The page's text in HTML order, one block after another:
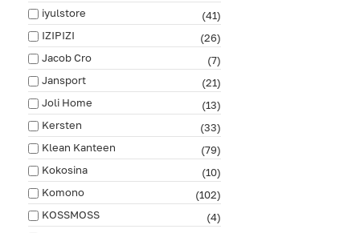
iyulstore
(41)
IZIPIZI
(26)
Jacob Cro
(7)
Jansport
(21)
Joli Home
(13)
Kersten
(33)
Klean Kanteen
(79)
Kokosina
(10)
Komono
(102)
KOSSMOSS
(4)